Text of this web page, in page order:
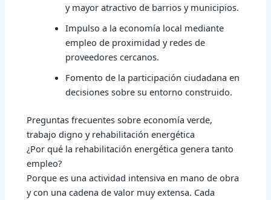
y mayor atractivo de barrios y municipios.
Impulso a la economía local mediante
empleo de proximidad y redes de
proveedores cercanos.
Fomento de la participación ciudadana en
decisiones sobre su entorno construido.
Preguntas frecuentes sobre economía verde,
trabajo digno y rehabilitación energética
¿Por qué la rehabilitación energética genera tanto
empleo?
Porque es una actividad intensiva en mano de obra
y con una cadena de valor muy extensa. Cada